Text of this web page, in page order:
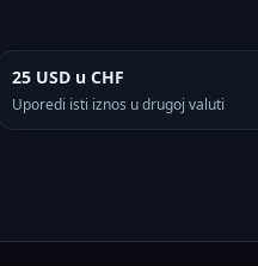
25 USD u CHF
Uporedi isti iznos u drugoj valuti